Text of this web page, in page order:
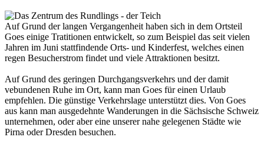
Auf Grund der langen Vergangenheit haben sich in dem Ortsteil
Goes einige Tratitionen entwickelt, so zum Beispiel das seit vielen
Jahren im Juni stattfindende Orts- und Kinderfest, welches einen
regen Besucherstrom findet und viele Attraktionen besitzt.
Auf Grund des geringen Durchgangsverkehrs und der damit
vebundenen Ruhe im Ort, kann man Goes für einen Urlaub
empfehlen. Die günstige Verkehrslage unterstützt dies. Von Goes
aus kann man ausgedehnte Wanderungen in die Sächsische Schweiz
unternehmen, oder aber eine unserer nahe gelegenen Städte wie
Pirna oder Dresden besuchen.